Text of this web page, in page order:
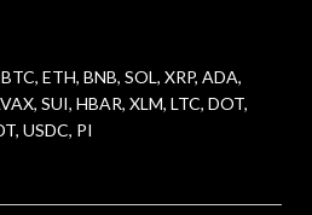
ETH, BNB, SOL, XRP, ADA,
SUI, HBAR, XLM, LTC, DOT,
USDC, PI